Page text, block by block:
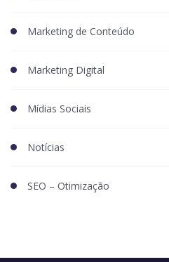
Marketing de Conteúdo
Marketing Digital
Mídias Sociais
Notícias
SEO – Otimização